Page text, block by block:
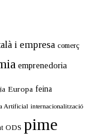
i empresa comerç
emprenedoria
Europa feina
Artificial internacionalització
ODS pime